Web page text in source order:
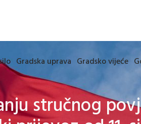
Gradska uprava Gradsko vijeće
stručnog